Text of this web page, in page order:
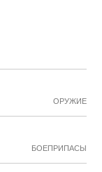
ОРУЖИЕ
БОЕПРИПАСЫ